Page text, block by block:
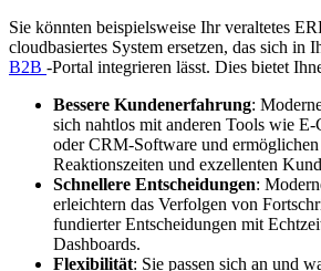
Sie könnten beispielsweise Ihr veraltetes
cloudbasiertes System ersetzen, das sich in
B2B -Portal integrieren lässt. Dies bietet
Bessere Kundenerfahrung:
sich nahtlos mit anderen Tools wie
oder CRM-Software und ermöglichen
Reaktionszeiten und exzellenten
Schnellere Entscheidungen:
erleichtern das Verfolgen von
fundierter Entscheidungen mit
Dashboards.
Flexibilität: Sie passen sich an und